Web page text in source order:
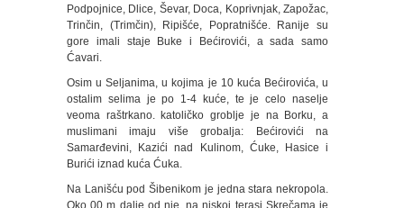
Podpojnice, Dlice, Ševar, Doca, Koprivnjak, Zapožac,
Trinčin, (Trimčin), Ripišće, Popratnišće. Ranije su
gore imali staje Buke i Bećirovići, a sada samo
Ćavari.
Osim u Seljanima, u kojima je 10 kuća Bećirovića, u
ostalim selima je po 1-4 kuće, te je celo naselje
veoma raštrkano. katoličko groblje je na Borku, a
muslimani imaju više grobalja: Bećirovići na
Samarđevini, Kazići nad Kulinom, Ćuke, Hasice i
Burići iznad kuća Ćuka.
Na Lanišću pod Šibenikom je jedna stara nekropola.
Oko 00 m dalje od nje, na niskoj terasi Skrečama je